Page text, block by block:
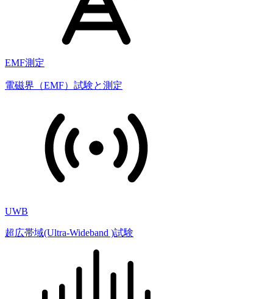
EMF測定
電磁界（EMF）試験と測定
UWB
超広帯域(Ultra-Wideband )試験